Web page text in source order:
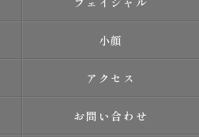
小顔
アクセス
お問い合わせ